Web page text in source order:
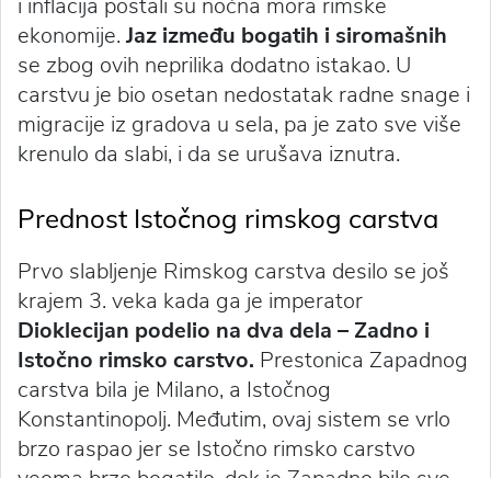
i inflacija postali su noćna mora rimske
ekonomije. Jaz između bogatih i siromašnih
se zbog ovih neprilika dodatno istakao. U
carstvu je bio osetan nedostatak radne snage i
migracije iz gradova u sela, pa je zato sve više
krenulo da slabi, i da se urušava iznutra.
Prednost Istočnog rimskog carstva
Prvo slabljenje Rimskog carstva desilo se još
krajem 3. veka kada ga je imperator
Dioklecijan podelio na dva dela – Zadno i
Istočno rimsko carstvo. Prestonica Zapadnog
carstva bila je Milano, a Istočnog
Konstantinopolj. Međutim, ovaj sistem se vrlo
brzo raspao jer se Istočno rimsko carstvo